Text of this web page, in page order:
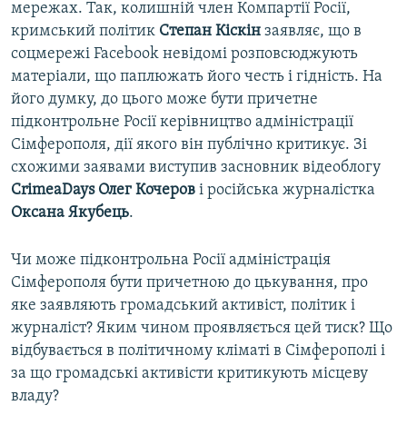
Усі сайти RFE/RL
мережах. Так, колишній член Компартії Росії,
кримський політик Степан Кіскін заявляє, що в
соцмережі Facebook невідомі розповсюджують
матеріали, що паплюжать його честь і гідність. На
його думку, до цього може бути причетне
підконтрольне Росії керівництво адміністрації
Сімферополя, дії якого він публічно критикує. Зі
схожими заявами виступив засновник відеоблогу
CrimeaDays Олег Кочеров і російська журналістка
Оксана Якубець.
Чи може підконтрольна Росії адміністрація
Сімферополя бути причетною до цькування, про
яке заявляють громадський активіст, політик і
журналіст? Яким чином проявляється цей тиск? Що
відбувається в політичному кліматі в Сімферополі і
за що громадські активісти критикують місцеву
владу?